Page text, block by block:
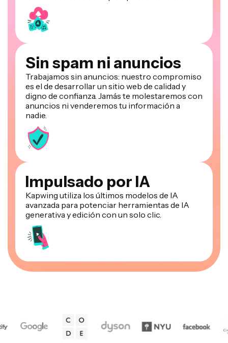
Sin spam ni anuncios
Trabajamos sin anuncios: nuestro compromiso
es el de desarrollar un sitio web de calidad y
digno de confianza. Jamás te molestaremos con
anuncios ni venderemos tu información a
nadie.
Impulsado por IA
Kapwing utiliza los últimos modelos de IA
avanzada para potenciar herramientas de IA
generativa y edición con un solo clic.